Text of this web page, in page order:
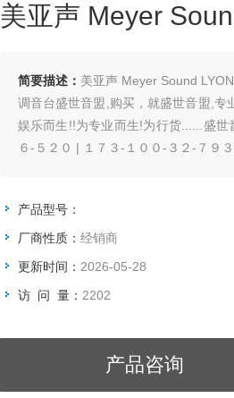
美亚声 Meyer
简要描述： 美亚声 Meyer Sound
调音台盛世音盟,购买，就盛世音盟,
娱乐而生!!为专业而生!为行货......盛
６-５２０ | １７３-１００-３２-７９
产品型号：
厂商性质： 经销商
更新时间： 2026-05-28
访 问 量： 2202
产品咨询